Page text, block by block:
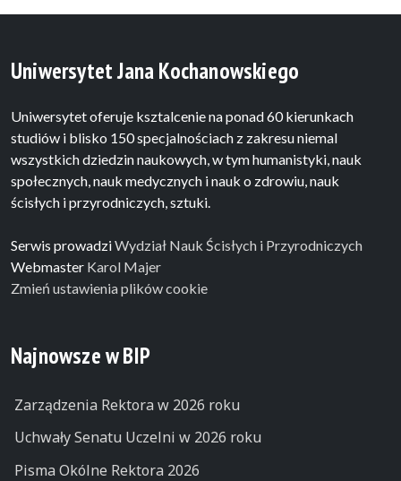
Uniwersytet Jana Kochanowskiego
Uniwersytet oferuje ksztalcenie na ponad 60 kierunkach
studiów i blisko 150 specjalnościach z zakresu niemal
wszystkich dziedzin naukowych, w tym humanistyki, nauk
społecznych, nauk medycznych i nauk o zdrowiu, nauk
ścisłych i przyrodniczych, sztuki.
Serwis prowadziWydział Nauk Ścisłych i Przyrodniczych
Webmaster Karol Majer
Zmień ustawienia plików cookie
Najnowsze w BIP
Zarządzenia Rektora w 2026 roku
Uchwały Senatu Uczelni w 2026 roku
Pisma Okólne Rektora 2026